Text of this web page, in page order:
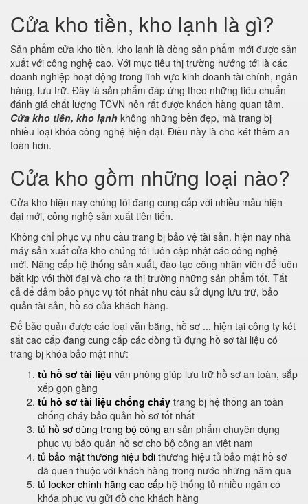
Cửa kho tiền, kho lạnh là gì?
Sản phẩm cửa kho tiền, kho lạnh là dòng sản phẩm mới được sản
xuất với công nghệ cao. Với mục tiêu thị trường hướng tới là các
doanh nghiệp hoạt động trong lĩnh vực kinh doanh tài chính, ngân
hàng, lưu trữ. Đây là sản phẩm đáp ứng theo những tiêu chuẩn
đánh giá chất lượng TCVN nên rất được khách hàng quan tâm.
Cửa kho tiền, kho lạnh không những bền đẹp, mà trang bị
nhiều loại khóa công nghệ hiện đại. Điều này là cho két thêm an
toàn hơn.
Cửa kho gồm những loại nào?
Cửa kho hiện nay chúng tôi đang cung cấp với nhiều mẫu hiện
đại mới, công nghệ sản xuất tiên tiến.
Không chỉ phục vụ nhu cầu trang bị bảo vệ tài sản. hiện nay nhà
máy sản xuất cửa kho chúng tôi luôn cập nhật các công nghệ
mới. Nâng cấp hệ thống sản xuất, đào tạo công nhân viên để luôn
bắt kịp với thời đại và cho ra thị trường những sản phẩm tốt. Tất
cả để đảm bảo phục vụ tốt nhất nhu cầu sử dụng lưu trữ, bảo
quản tài sản, hồ sơ của khách hàng.
Để bảo quản được các loại văn bằng, hồ sơ ... hiện tại công ty két
sắt cao cấp đang cung cấp các dòng tủ đựng hồ sơ tài liệu có
trang bị khóa bảo mật như:
tủ hồ sơ tài liệu văn phòng giúp lưu trữ hồ sơ an toàn, sắp
xếp gọn gàng
tủ hồ sơ tài liệu chống cháy trang bị hệ thống an toàn
chống cháy bảo quản hồ sơ tốt nhất
tủ hồ sơ dùng trong bộ công an sản phẩm chuyên dụng
phục vụ bảo quản hồ sơ cho bộ công an việt nam
tủ bảo mật thương hiệu bdi thương hiệu tủ bảo mật hồ sơ
đã quen thuộc với khách hàng trong nước những năm qua
tủ locker chính hãng cao cấp hệ thống tủ nhiều ngăn có
khóa phục vụ gửi đồ cho khách hàng